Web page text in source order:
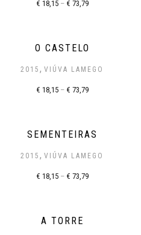
€ 18,15– € 73,79
O CASTELO
2015,VIÚVA LAMEGO
€ 18,15– € 73,79
SEMENTEIRAS
2015,VIÚVA LAMEGO
€ 18,15– € 73,79
A TORRE